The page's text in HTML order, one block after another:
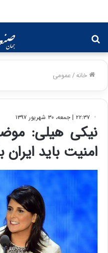
برای
خانه/عمومی
۲۲:۳۷ | جمعه، ۳۰ شهریور ۱۳۹۷
نیکی هیلی:
امنیت باید ایران